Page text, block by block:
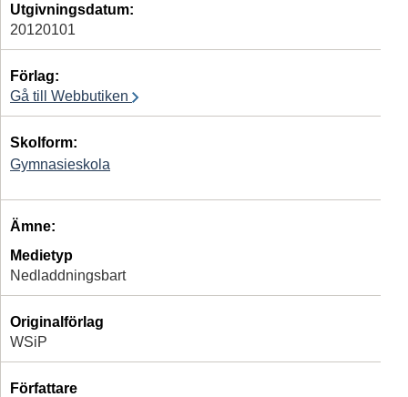
Utgivningsdatum:
20120101
Förlag:
Gå till Webbutiken
Skolform:
Gymnasieskola
Ämne:
Medietyp
Nedladdningsbart
Originalförlag
WSiP
Författare